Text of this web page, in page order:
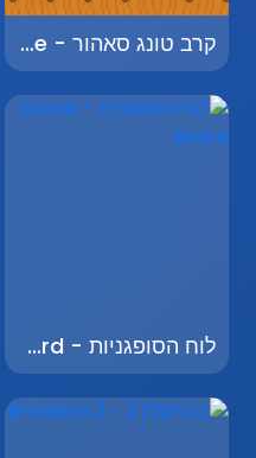
קרב טונג סאהור - Brainrot Tung Sahur Battle
לוח הסופגניות - Donut Board